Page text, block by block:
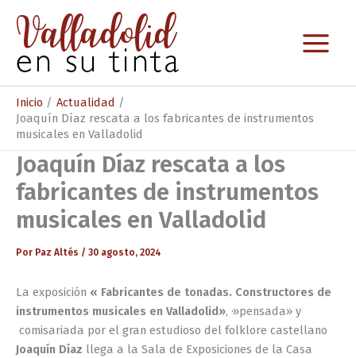
contenido
Inicio
Actualidad
Joaquín Díaz rescata a los fabricantes de instrumentos
musicales en Valladolid
Joaquín Díaz rescata a los
fabricantes de instrumentos
musicales en Valladolid
Por Paz Altés / 30 agosto, 2024
La exposición « Fabricantes de tonadas. Constructores de
instrumentos musicales en Valladolid», ·»pensada» y
comisariada por el gran estudioso del folklore castellano
Joaquín Díaz llega a la Sala de Exposiciones de la Casa